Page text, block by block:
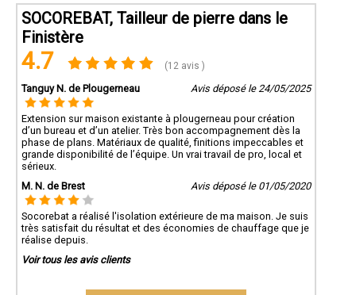
SOCOREBAT, Tailleur de pierre dans le
Finistère
4.7 (12 avis )
Tanguy N. de Plougerneau Avis déposé le 24/05/2025
Extension sur maison existante à plougerneau pour création
d’un bureau et d’un atelier. Très bon accompagnement dès la
phase de plans. Matériaux de qualité, finitions impeccables et
grande disponibilité de l’équipe. Un vrai travail de pro, local et
sérieux.
M. N. de Brest
Avis déposé le 01/05/2020
Socorebat a réalisé l'isolation extérieure de ma maison. Je suis
très satisfait du résultat et des économies de chauffage que je
réalise depuis.
Voir tous les avis clients